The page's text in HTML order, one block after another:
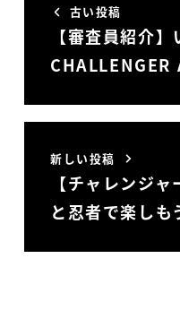
古い投稿
【審査員紹介
新しい投稿
【チャレンジ
と忍者で楽し